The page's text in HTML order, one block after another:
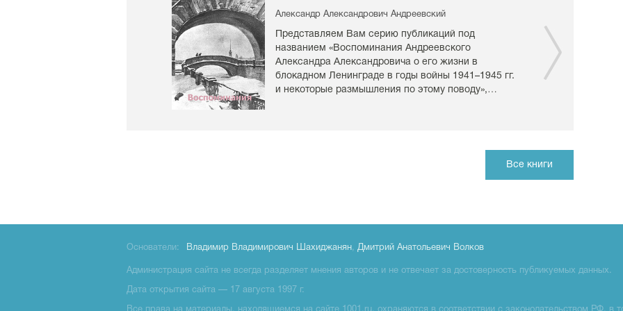
Александр Александрович Андреевский
Представляем Вам серию публикаций под
названием «Воспоминания Андреевского
Александра Александровича о его жизни в
блокадном Ленинграде в годы войны 1941–1945 гг.
и некоторые размышления по этому поводу»,…
Все книги
Основатели: Владимир Владимирович Шахиджанян, Дмитрий Анатольевич Волков
Администрация сайта не всегда разделяет мнения авторов и не отвечает за достоверность публикуемых данных.
Дата открытия сайта — 17 августа 1997 г.